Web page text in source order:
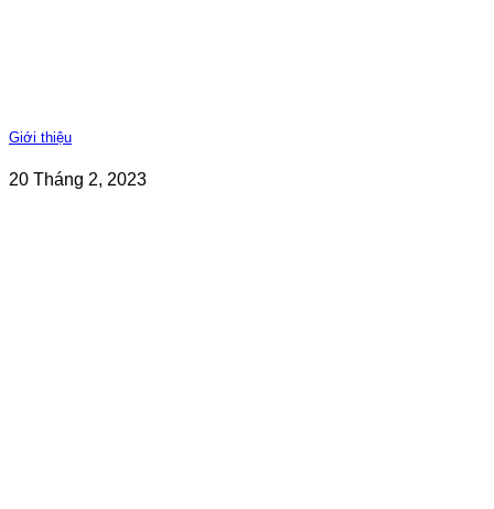
Giới thiệu
20 Tháng 2, 2023